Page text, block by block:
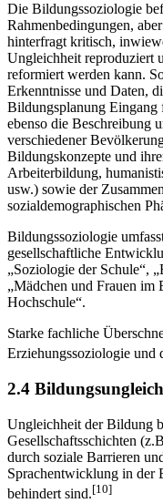
Die Bildungssoziologie
Rahmenbedingungen,
hinterfragt kritisch,
Ungleichheit reproduziert
reformiert werden kann.
Erkenntnisse und Daten,
Bildungsplanung
ebenso die Beschreibung
verschiedener
Bildungskonzepte und
Arbeiterbildung,
usw.) sowie der
sozialdemographischen
Bildungssoziologie
gesellschaftliche
„Soziologie der Schule“,
„Mädchen und Frauen im
Hochschule“.
Starke fachliche
Erziehungssoziologie und
2.4
Ungleichheit der Bildung
Gesellschaftsschichten
durch soziale Barrieren
Sprachentwicklung in der
behindert sind.[10]